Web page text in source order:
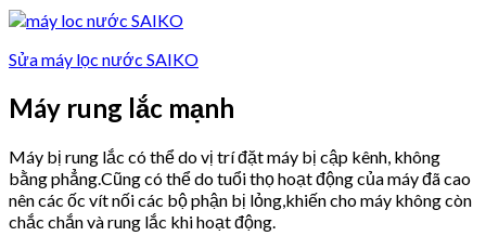
Sửa máy lọc nước SAIKO
Máy rung lắc mạnh
Máy bị rung lắc có thể do vị trí đặt máy bị cập kênh, không
bằng phẳng.Cũng có thể do tuổi thọ hoạt động của máy đã cao
nên các ốc vít nối các bộ phận bị lỏng,khiến cho máy không còn
chắc chắn và rung lắc khi hoạt động.